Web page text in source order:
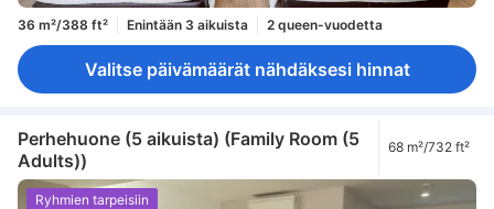
36 m²/388 ft² Enintään 3 aikuista 2 queen-vuodetta
Valitse päivämäärät nähdäksesi hinnat
Perhehuone (5 aikuista) (Family Room (5
Adults))
68 m²/732 ft²
Ryhmien tarpeisiin